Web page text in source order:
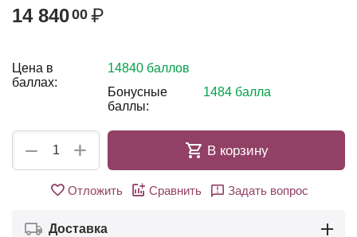
14 84000 ₽
Цена в
баллах:
14840 баллов
Бонусные
баллы:
1484 балла
+
− В корзину
Отложить Сравнить Задать вопрос
Доставка